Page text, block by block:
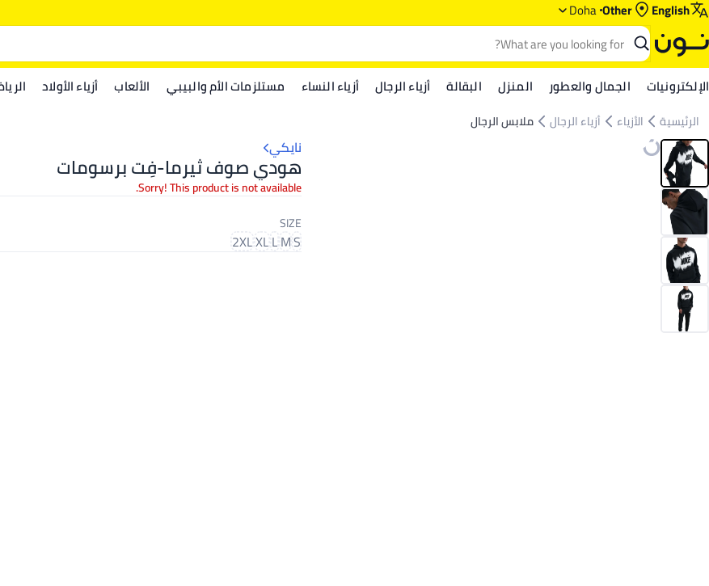
English
Other
Doha
الإلكترونيات الجمال والعطور المنزل البقالة أزياء الرجال أزياء النساء مستلزمات الأم والبيبي الألعاب أزياء الأولاد
الرئيسية الأزياء أزياء الرجال ملابس الرجال
نايكي
هودي صوف ثيرما-فِت برسومات
Sorry! This product is not available.
SIZE
S
M
L
XL
2XL